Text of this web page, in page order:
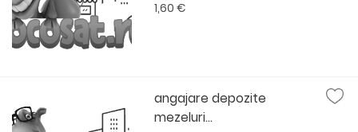
1,60 €
angajare depozite
mezeluri...